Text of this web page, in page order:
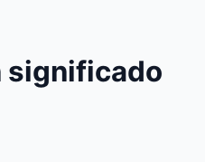
significado